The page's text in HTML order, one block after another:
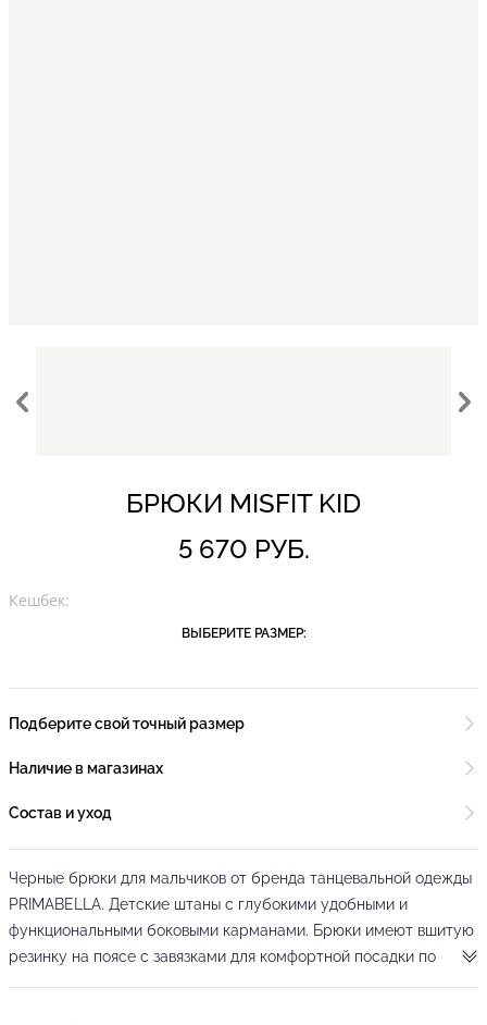
БРЮКИ MISFIT KID
5 670 РУБ.
Кешбек:
ВЫБЕРИТЕ РАЗМЕР:
Подберите свой точный размер
Наличие в магазинах
Состав и уход
Черные брюки для мальчиков от бренда танцевальной одежды
PRIMABELLA. Детские штаны с глубокими удобными и
функциональными боковыми карманами. Брюки имеют вшитую
резинку на поясе с завязками для комфортной посадки по